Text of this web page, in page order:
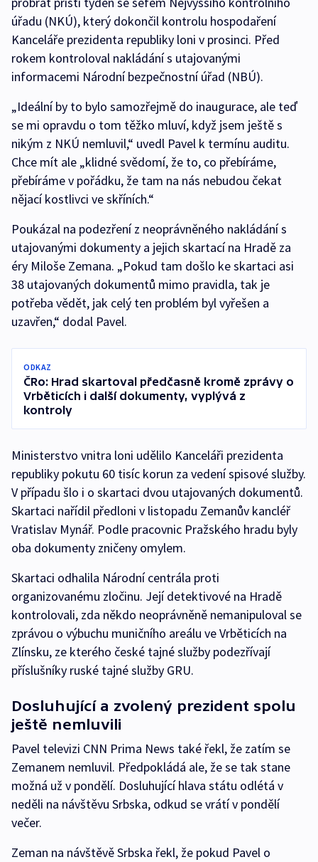
úřadu (NKÚ), který dokončil kontrolu hospodaření
Kanceláře prezidenta republiky loni v prosinci. Před
rokem kontroloval nakládání s utajovanými
informacemi Národní bezpečnostní úřad (NBÚ).
„Ideální by to bylo samozřejmě do inaugurace, ale teď
se mi opravdu o tom těžko mluví, když jsem ještě s
nikým z NKÚ nemluvil,“ uvedl Pavel k termínu auditu.
Chce mít ale „klidné svědomí, že to, co přebíráme,
přebíráme v pořádku, že tam na nás nebudou čekat
nějací kostlivci ve skříních.“
Poukázal na podezření z neoprávněného nakládání s
utajovanými dokumenty a jejich skartací na Hradě za
éry Miloše Zemana. „Pokud tam došlo ke skartaci asi
38 utajovaných dokumentů mimo pravidla, tak je
potřeba vědět, jak celý ten problém byl vyřešen a
uzavřen,“ dodal Pavel.
ODKAZ
ČRo: Hrad skartoval předčasně kromě zprávy o
Vrběticích i další dokumenty, vyplývá z
kontroly
Ministerstvo vnitra loni udělilo Kanceláři prezidenta
republiky pokutu 60 tisíc korun za vedení spisové služby.
V případu šlo i o skartaci dvou utajovaných dokumentů.
Skartaci nařídil předloni v listopadu Zemanův kancléř
Vratislav Mynář. Podle pracovnic Pražského hradu byly
oba dokumenty zničeny omylem.
Skartaci odhalila Národní centrála proti
organizovanému zločinu. Její detektivové na Hradě
kontrolovali, zda někdo neoprávněně nemanipuloval se
zprávou o výbuchu muničního areálu ve Vrběticích na
Zlínsku, ze kterého české tajné služby podezřívají
příslušníky ruské tajné služby GRU.
Dosluhující a zvolený prezident spolu
ještě nemluvili
Pavel televizi CNN Prima News také řekl, že zatím se
Zemanem nemluvil. Předpokládá ale, že se tak stane
možná už v pondělí. Dosluhující hlava státu odlétá v
neděli na návštěvu Srbska, odkud se vrátí v pondělí
večer.
Zeman na návštěvě Srbska řekl, že pokud Pavel o